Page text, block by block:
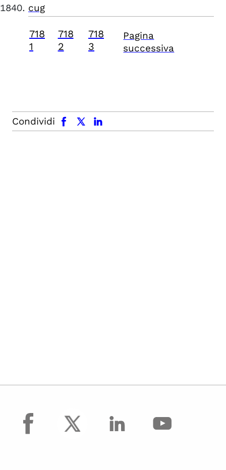
cug
718
1
718
2
718
3
Pagina
successiva
Condividi
facebook x.com linkedin
facebook